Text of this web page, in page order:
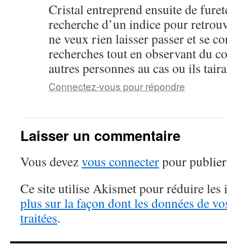
Cristal entreprend ensuite de
recherche d’un indice pour
ne veux rien laisser passer et se
recherches tout en observant du
autres personnes au cas ou ils
Connectez-vous pour répondre
Laisser un commentaire
Vous devezvous connecterpour
Ce site utilise Akismet pour réduire les
plus sur la façon dont les données de
traitées.